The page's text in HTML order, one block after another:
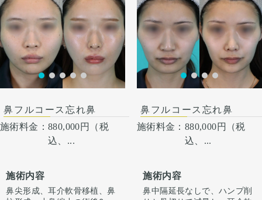
鼻フルコース忘れ鼻
施術料金： 880,000円（税
込、...
施術内容
鼻尖形成、耳介軟骨移植、鼻
術後１ヶ月
鼻フルコース忘れ鼻
施術料金： 880,000円（税
込、...
施術内容
鼻中隔延長なしで、ハンプ削